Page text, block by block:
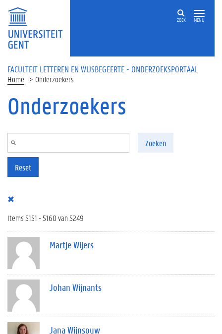
Overslaan en naar de inhoud gaan
ZOEK MENU
FACULTEIT LETTEREN EN WIJSBEGEERTE - ONDERZOEKSPORTAAL
Home Onderzoekers
Onderzoekers
Zoeken
Reset
Items 5151 - 5160 van 5249
Martje Wijers
Johan Wijnants
Jana Wijnsouw